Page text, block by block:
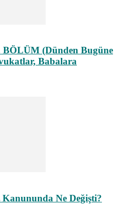
(Dünden Bugüne
Babalara
Ne Değişti?